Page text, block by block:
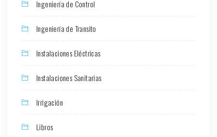
Ingeniería de Control
Ingeniería de Transito
Instalaciones Eléctricas
Instalaciones Sanitarias
Irrigación
Libros